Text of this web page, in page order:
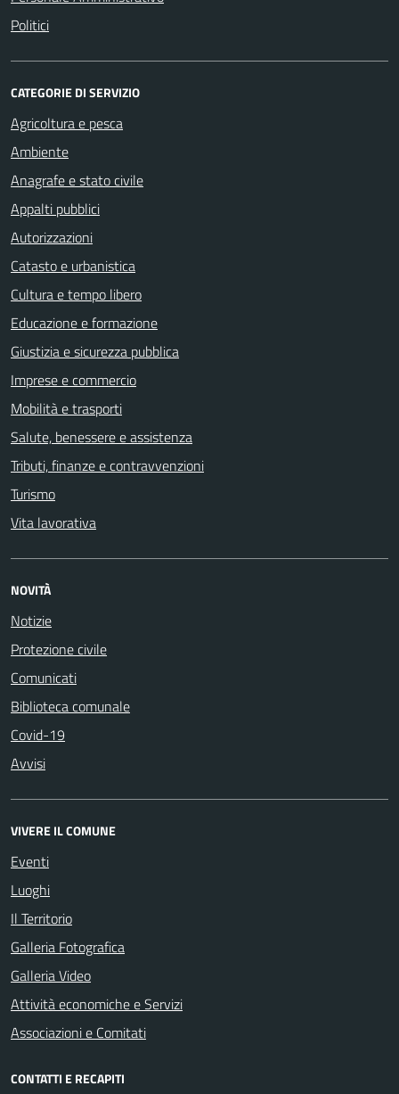
Politici
CATEGORIE DI SERVIZIO
Agricoltura e pesca
Ambiente
Anagrafe e stato civile
Appalti pubblici
Autorizzazioni
Catasto e urbanistica
Cultura e tempo libero
Educazione e formazione
Giustizia e sicurezza pubblica
Imprese e commercio
Mobilità e trasporti
Salute, benessere e assistenza
Tributi, finanze e contravvenzioni
Turismo
Vita lavorativa
NOVITÀ
Notizie
Protezione civile
Comunicati
Biblioteca comunale
Covid-19
Avvisi
VIVERE IL COMUNE
Eventi
Luoghi
Il Territorio
Galleria Fotografica
Galleria Video
Attività economiche e Servizi
Associazioni e Comitati
CONTATTI E RECAPITI